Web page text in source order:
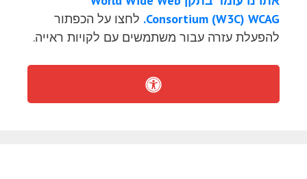
Consortium (W3C) WCAG. לחצו על הכפתור
להפעלת עזרה עבור משתמשים עם לקויות ראייה.